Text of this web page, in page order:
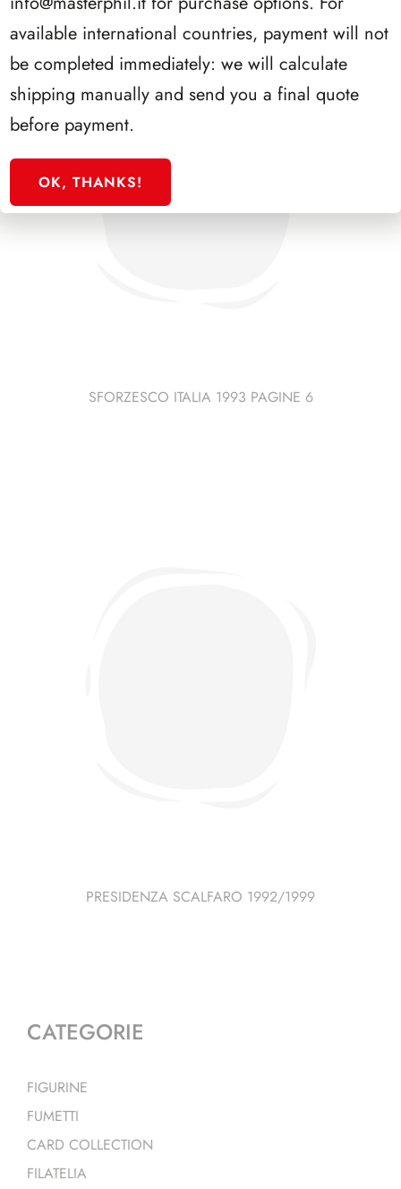
SFORZESCO ITALIA 1993 PAGINE 6
PRESIDENZA SCALFARO 1992/1999
CATEGORIE
FIGURINE
FUMETTI
CARD COLLECTION
FILATELIA
available international countries, payment will not
be completed immediately: we will calculate
shipping manually and send you a final quote
before payment.
OK, THANKS!